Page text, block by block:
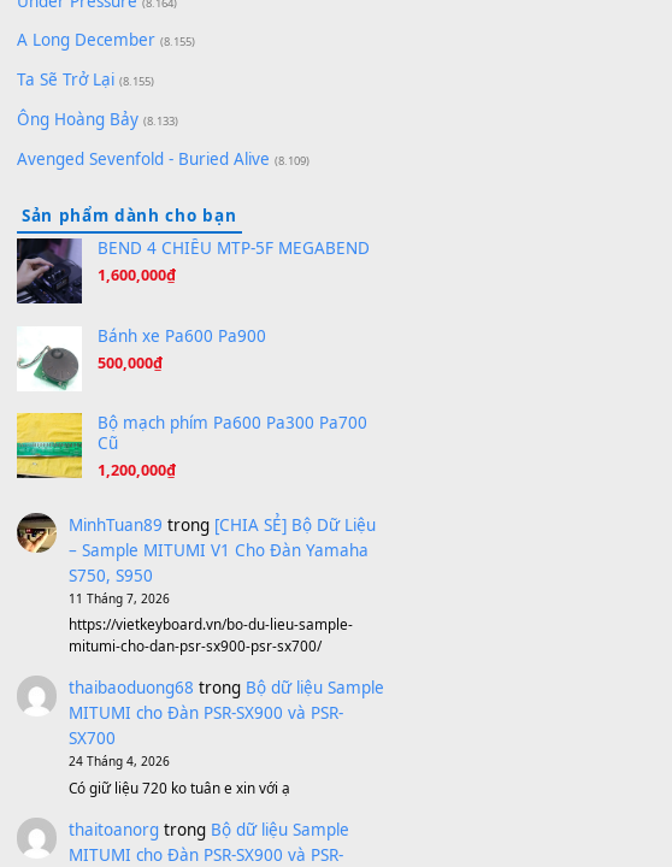
[SHEET PIANO] We Wish You A Merry Christmas
Orange Days - FT Island
Tiếng Đàn Hàm Oan (8.194)
Under Pressure (8.164)
Ta Sẽ Trở Lại (8.155)
Avenged Sevenfold - Buried Alive
Sản phẩm dành cho bạn
BEND 4 CHIỀU MTP-5F MEGABEND
1,600,000
Bánh xe Pa600 Pa900
Bộ mạch phím Pa600 Pa300 Pa700
Cũ
1,200,000₫
MinhTuan89trong[CHIA SẺ] Bộ Dữ Liệu